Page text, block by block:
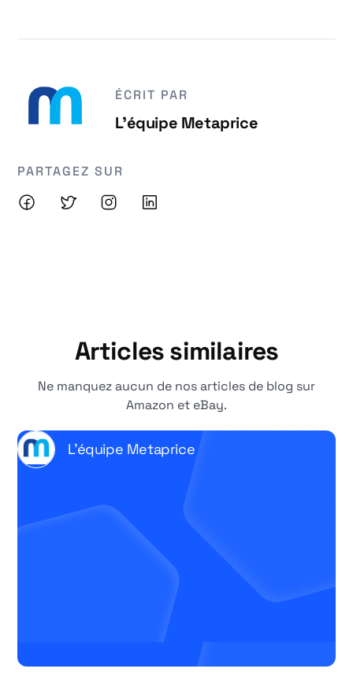
ÉCRIT PAR
L'équipe Metaprice
PARTAGEZ SUR
Articles similaires
Ne manquez aucun de nos articles de blog sur
Amazon et eBay.
L'équipe Metaprice